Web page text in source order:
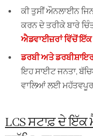
ਕੀ ਤੁਸੀਂ ਔਨਲਾਈਨ
ਕਰਨ ਦੇ ਤਰੀਕੇ ਬਾਰੇ
ਐਡਵਾਈਜ਼ਰਾਂ ਵਿੱਚੋਂ ਇੱਕ
ਡਰਬੀ ਅਤੇ
ਇਹ ਸਾਈਟ ਜਨਤਾ,
ਵਾਲਿਆਂ ਲਈ
LCS ਸਟਾਫ਼ ਦੇ ਇੱਕ